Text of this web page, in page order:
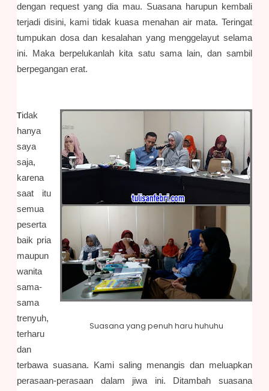
dengan request yang dia mau. Suasana harupun kembali
terjadi disini, kami tidak kuasa menahan air mata. Teringat
tumpukan dosa dan kesalahan yang menggelayut selama
ini. Maka berpelukanlah kita satu sama lain, dan sambil
berpegangan erat.
Suasana yang penuh haru huhuhu
Tidak
hanya
saya
saja,
karena
saat itu
semua
peserta
baik pria
maupun
wanita
sama-
sama
trenyuh,
terharu
dan
terbawa suasana. Kami saling menangis dan meluapkan
perasaan-perasaan dalam jiwa ini. Ditambah suasana